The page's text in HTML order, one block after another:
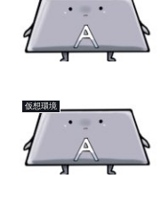
仮想環境